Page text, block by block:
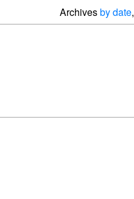
Archivesby date,